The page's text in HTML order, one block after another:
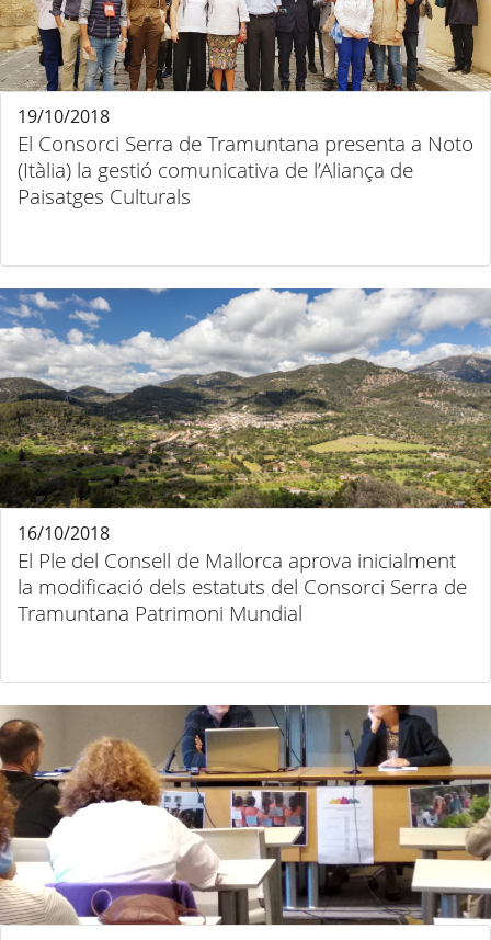
El Consorci Serra de Tramuntana presenta a Noto
(Itàlia) la gestió comunicativa de l’Aliança de
Paisatges Culturals
19/10/2018
El Ple del Consell de Mallorca aprova inicialment
la modificació dels estatuts del Consorci Serra de
Tramuntana Patrimoni Mundial
16/10/2018